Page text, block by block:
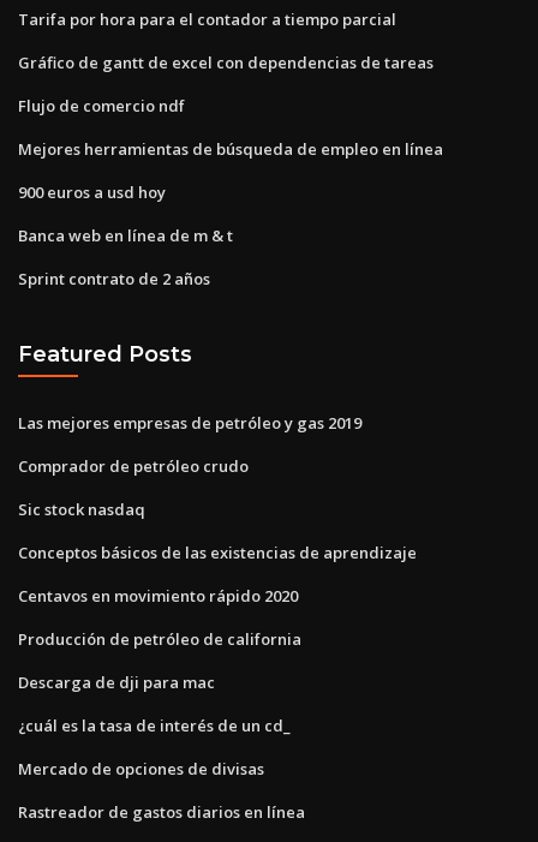
Tarifa por hora para el contador a tiempo parcial
Gráfico de gantt de excel con dependencias de tareas
Flujo de comercio ndf
Mejores herramientas de búsqueda de empleo en línea
900 euros a usd hoy
Banca web en línea de m & t
Sprint contrato de 2 años
Featured Posts
Las mejores empresas de petróleo y gas 2019
Comprador de petróleo crudo
Sic stock nasdaq
Conceptos básicos de las existencias de aprendizaje
Centavos en movimiento rápido 2020
Producción de petróleo de california
Descarga de dji para mac
¿cuál es la tasa de interés de un cd_
Mercado de opciones de divisas
Rastreador de gastos diarios en línea